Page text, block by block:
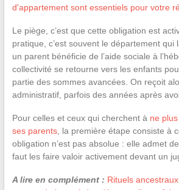
d'appartement sont essentiels pour votre
Le piège, c’est que cette obligation est
pratique, c’est souvent le département qui
un parent bénéficie de l’aide sociale à
collectivité se retourne vers les enfants
partie des sommes avancées. On reçoit
administratif, parfois des années après
Pour celles et ceux qui cherchent à ne
ses parents, la première étape consiste à
obligation n’est pas absolue : elle admet
faut les faire valoir activement devant un
A lire en complément : Rituels